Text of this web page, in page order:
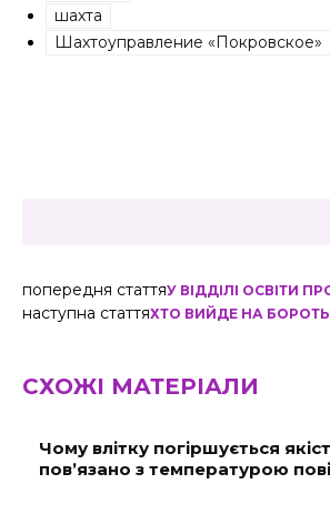
шахта
Шахтоуправление «Покровское»
попередня статтяУ ВІДДІЛІ ОСВІТИ
наступна статтяХТО ВИЙДЕ НА
СХОЖІ МАТЕРІАЛИ
Чому влітку погіршується
пов’язано з температурою